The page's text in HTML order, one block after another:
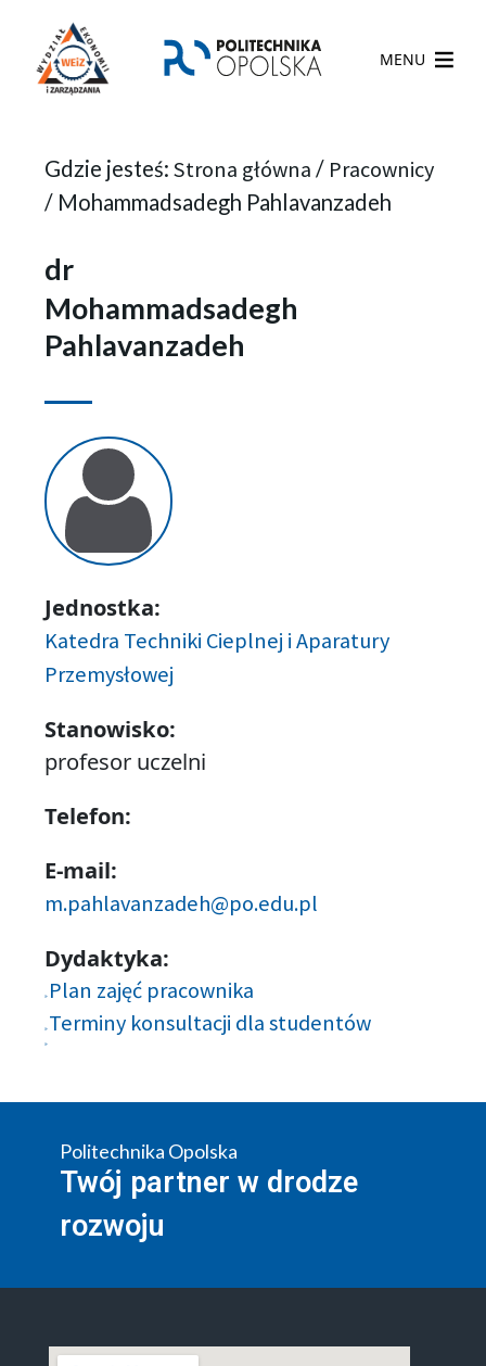
MENU
Gdzie jesteś: Strona główna / Pracownicy
/ Mohammadsadegh Pahlavanzadeh
dr
Mohammadsadegh
Pahlavanzadeh
Jednostka:
Katedra Techniki Cieplnej i Aparatury
Przemysłowej
Stanowisko:
profesor uczelni
Telefon:
E-mail:
m.pahlavanzadeh@po.edu.pl
Dydaktyka:
Plan zajęć pracownika
Terminy konsultacji dla studentów
Politechnika Opolska
Twój partner w drodze
rozwoju